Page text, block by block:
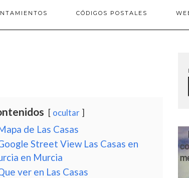
CÓDIGOS POSTALES
ocultar
de Las Casas
Street View Las Casas en
en Murcia
ver en Las Casas